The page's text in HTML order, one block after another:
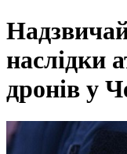
наслідки
дронів у